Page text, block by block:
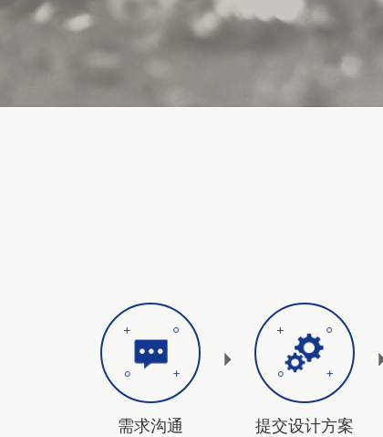
需求沟通 提交设计方案